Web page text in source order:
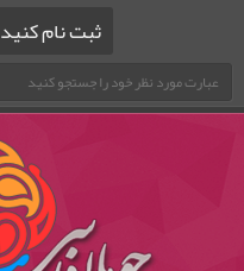
ثبت نام کنید